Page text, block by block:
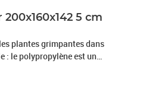
5 cm
plantes grimpantes dans
: le polypropylène est un
plus utilisés dans le